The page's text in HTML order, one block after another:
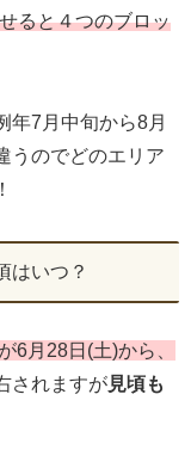
ると４つのブロッ
年7月中旬から8月
うのでどのエリア
はいつ？
6月28日(土)から、
されますが見頃も